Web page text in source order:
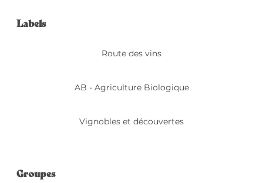
Offres de
Labels
Labels
Route des vins
AB - Agriculture Biologique
Vignobles et découvertes
Groupes
Groupes